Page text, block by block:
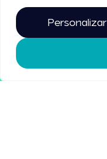
Personalizar
2025 © todos
os direitos
reservados